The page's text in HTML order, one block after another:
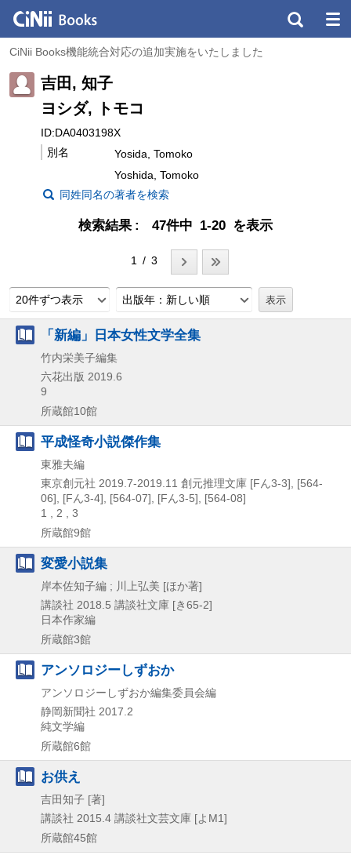
CiNii Books機能統合対応の追加実施をいたしました
吉田, 知子
ヨシダ, トモコ
ID:DA0403198X
別名
Yosida, Tomoko
Yoshida, Tomoko
同姓同名の著者を検索
検索結果 47件中 1-20 を表示
1 / 3
20件ずつ表示 出版年：新しい順
「新編」日本女性文学全集
竹内栄美子編集
六花出版 2019.6
9
所蔵館10館
平成怪奇小説傑作集
東雅夫編
東京創元社 2019.7-2019.11 創元推理文庫 [Fん3-3],
[564-
06],
[Fん3-4], [564-07], [Fん3-5],
[564-08]
1 , 2 , 3
所蔵館9館
変愛小説集
岸本佐知子編 ; 川上弘美 [ほか著]
講談社 2018.5 講談社文庫 [き65-2]
日本作家編
所蔵館3館
アンソロジーしずおか
アンソロジーしずおか編集委員会編
静岡新聞社 2017.2
純文学編
所蔵館6館
お供え
吉田知子 [著]
講談社 2015.4 講談社文芸文庫 [よM1]
所蔵館45館